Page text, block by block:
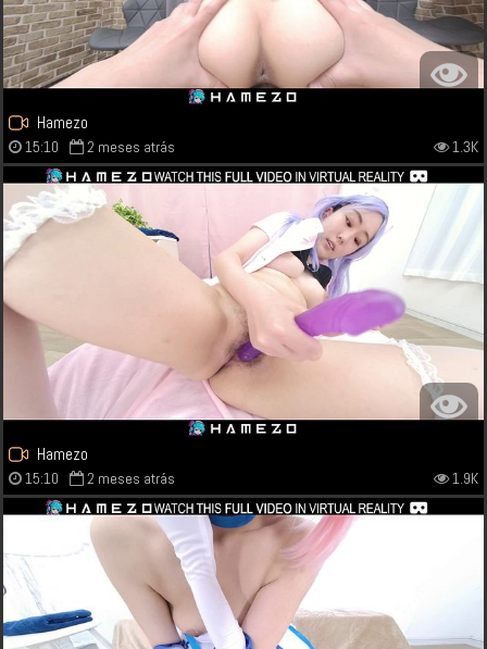
Hamezo
15:10 2 meses atrás 1.3K
Hamezo
15:10 2 meses atrás 1.9K